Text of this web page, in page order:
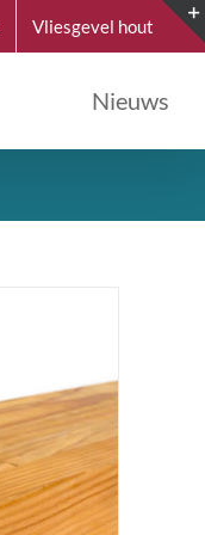
Vliesgevel hout
Nieuws